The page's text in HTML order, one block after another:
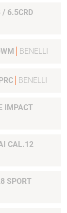
/ 6.5CRD
BENELLI
BENELLI
IMPACT
CAL.12
SPORT